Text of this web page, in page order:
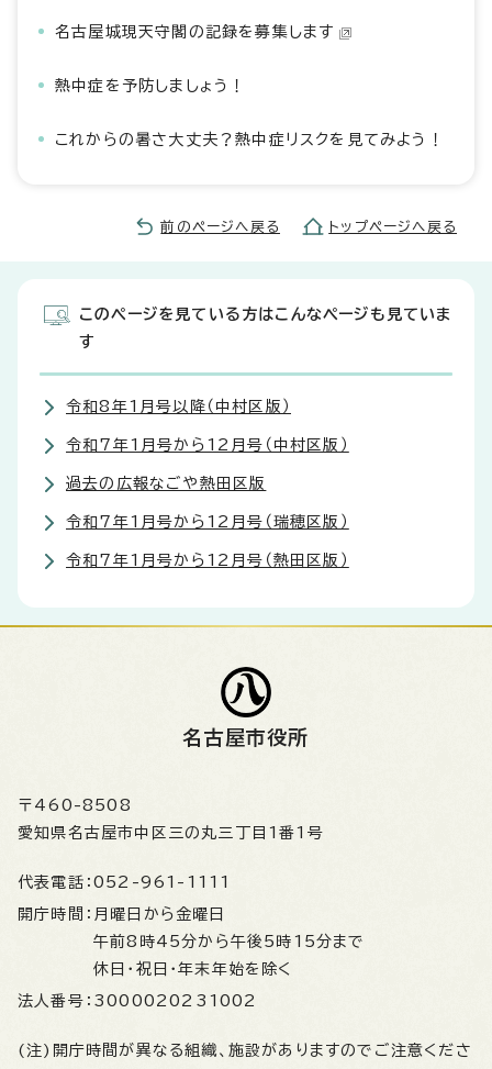
名古屋城現天守閣の記録を募集します
熱中症を予防しましょう！
これからの暑さ大丈夫？熱中症リスクを見てみよう！
前のページへ戻る トップページへ戻る
このページを見ている方はこんなページも見ていま
す
令和8年1月号以降（中村区版）
令和7年1月号から12月号（中村区版）
過去の広報なごや熱田区版
令和7年1月号から12月号（瑞穂区版）
令和7年1月号から12月号（熱田区版）
名古屋市役所
〒460-8508
愛知県名古屋市中区三の丸三丁目1番1号
代表電話： 052-961-1111
開庁時間： 月曜日から金曜日
午前8時45分から午後5時15分まで
休日・祝日・年末年始を除く
法人番号： 3000020231002
(注)開庁時間が異なる組織、施設がありますのでご注意くださ